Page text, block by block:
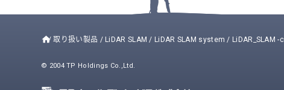
/取り扱い製品 / LiDAR SLAM / LiDAR SLAM system / LiDAR_SLAM -
© 2004 TP Holdings Co.,Ltd.